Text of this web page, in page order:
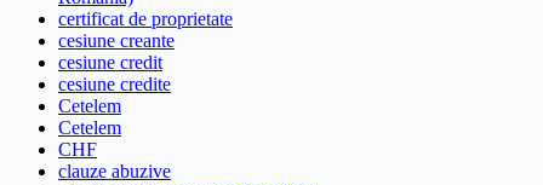
certificat de proprietate
cesiune creante
cesiune credit
cesiune credite
Cetelem
Cetelem
CHF
clauze abuzive